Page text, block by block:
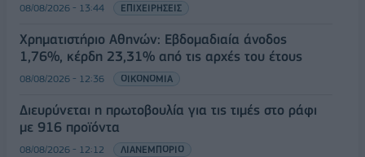
08/08/2026 - 13:44 ΕΠΙΧΕΙΡΗΣΕΙΣ
Χρηματιστήριο Αθηνών: Εβδομαδιαία άνοδος
1,76%, κέρδη 23,31% από τις αρχές του έτους
08/08/2026 - 12:36 ΟΙΚΟΝΟΜΙΑ
Διευρύνεται η πρωτοβουλία για τις τιμές στο ράφι
με 916 προϊόντα
08/08/2026 - 12:12 ΛΙΑΝΕΜΠΟΡΙΟ